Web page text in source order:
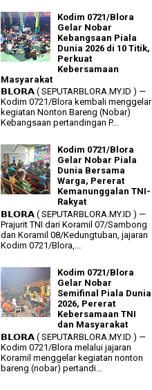
Kodim 0721/Blora
Gelar Nobar
Kebangsaan Piala
Dunia 2026 di 10 Titik,
Perkuat
Kebersamaan
Masyarakat
𝗕𝗟𝗢𝗥𝗔 ( SEPUTARBLORA.MY.ID ) —
Kodim 0721/Blora kembali menggelar
kegiatan Nonton Bareng (Nobar)
Kebangsaan pertandingan P...
Kodim 0721/Blora
Gelar Nobar Piala
Dunia Bersama
Warga, Pererat
Kemanunggalan TNI-
Rakyat
𝗕𝗟𝗢𝗥𝗔 ( SEPUTARBLORA.MY.ID ) —
Prajurit TNI dari Koramil 07/Sambong
dan Koramil 08/Kedungtuban, jajaran
Kodim 0721/Blora,...
Kodim 0721/Blora
Gelar Nobar
Semifinal Piala Dunia
2026, Pererat
Kebersamaan TNI
dan Masyarakat
𝗕𝗟𝗢𝗥𝗔 ( SEPUTARBLORA.MY.ID ) —
Kodim 0721/Blora melalui jajaran
Koramil menggelar kegiatan nonton
bareng (nobar) pertandi...